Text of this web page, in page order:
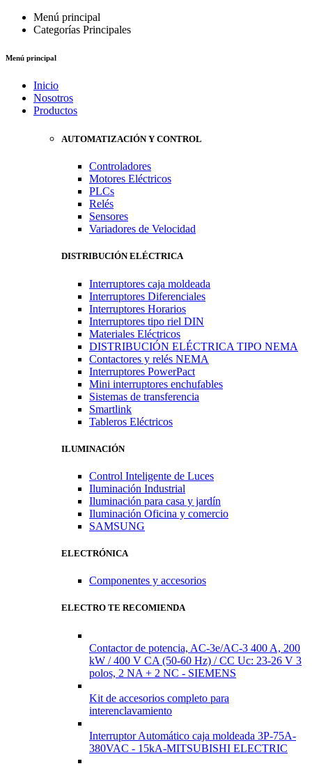
Menú principal
Categorías Principales
Menú principal
Inicio
Nosotros
Productos
AUTOMATIZACIÓN Y CONTROL
Controladores
Motores Eléctricos
PLCs
Relés
Sensores
Variadores de Velocidad
DISTRIBUCIÓN ELÉCTRICA
Interruptores caja moldeada
Interruptores Diferenciales
Interruptores Horarios
Interruptores tipo riel DIN
Materiales Eléctricos
DISTRIBUCIÓN ELÉCTRICA TIPO NEMA
Contactores y relés NEMA
Interruptores PowerPact
Mini interruptores enchufables
Sistemas de transferencia
Smartlink
Tableros Eléctricos
ILUMINACIÓN
Control Inteligente de Luces
Iluminación Industrial
Iluminación para casa y jardín
Iluminación Oficina y comercio
SAMSUNG
ELECTRÓNICA
Componentes y accesorios
ELECTRO TE RECOMIENDA
Contactor de potencia, AC-3e/AC-3 400 A, 200
kW / 400 V CA (50-60 Hz) / CC Uc: 23-26 V 3
polos, 2 NA + 2 NC - SIEMENS
Kit de accesorios completo para
interenclavamiento
Interruptor Automático caja moldeada 3P-75A-
380VAC - 15kA-MITSUBISHI ELECTRIC